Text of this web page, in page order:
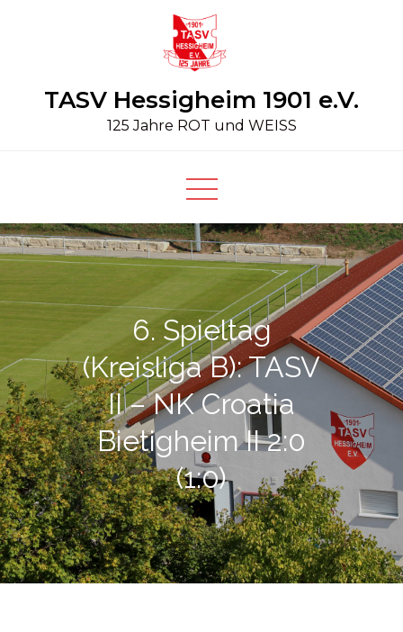
TASV Hessigheim 1901 e.V.
125 Jahre ROT und WEISS
6. Spieltag
(Kreisliga B): TASV
II – NK Croatia
Bietigheim II 2:0
(1:0)